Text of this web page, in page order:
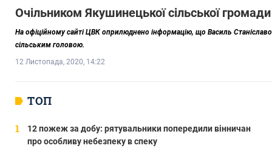
Очільником Якушинецької сільської
На офіційному сайті ЦВК оприлюднено інформацію, що Василь
сільським головою.
12 Листопада, 2020, 14:22
ТОП
12 пожеж за добу: рятувальники попередили вінничан
про особливу небезпеку в спеку